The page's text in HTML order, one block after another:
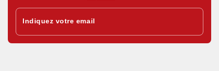
Indiquez votre email